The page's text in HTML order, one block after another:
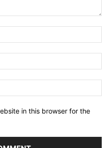
in this browser for the